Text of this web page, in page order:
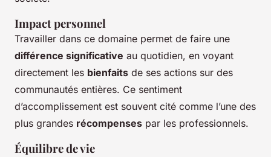
Impact personnel
Travailler dans ce domaine permet de faire une
différence significative au quotidien, en voyant
directement les bienfaits de ses actions sur des
communautés entières. Ce sentiment
d’accomplissement est souvent cité comme l’une des
plus grandes récompenses par les professionnels.
Équilibre de vie